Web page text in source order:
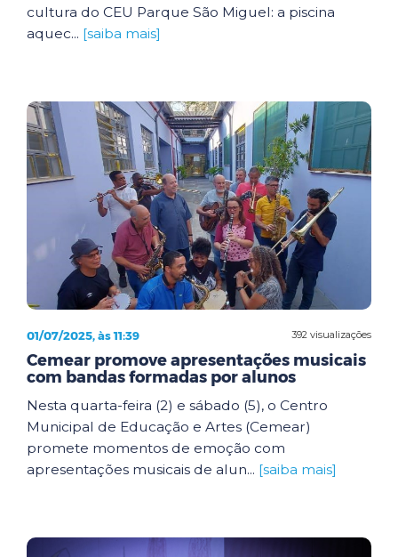
cultura do CEU Parque São Miguel: a piscina
aquec... [saiba mais]
392 visualizações
01/07/2025, às 11:39
Cemear promove apresentações musicais
com bandas formadas por alunos
Nesta quarta-feira (2) e sábado (5), o Centro
Municipal de Educação e Artes (Cemear)
promete momentos de emoção com
apresentações musicais de alun... [saiba mais]